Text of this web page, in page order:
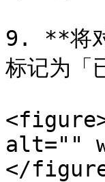
9. **将对
标记为「
alt=""
</